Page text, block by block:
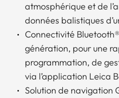
atmosphérique et de
données balistiques
Connectivité
génération, pour une
programmation, de
via l’application Leica
Solution de navigation